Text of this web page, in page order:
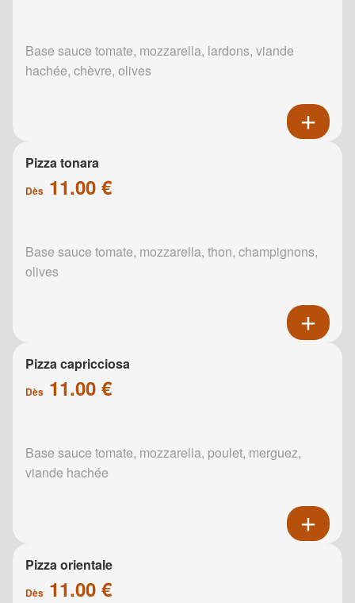
Base sauce tomate, mozzarella, lardons, viande
hachée, chèvre, olives
Pizza tonara
Dès 11.00 €
Base sauce tomate, mozzarella, thon, champignons,
olives
Pizza capricciosa
Dès 11.00 €
Base sauce tomate, mozzarella, poulet, merguez,
viande hachée
Pizza orientale
Dès 11.00 €